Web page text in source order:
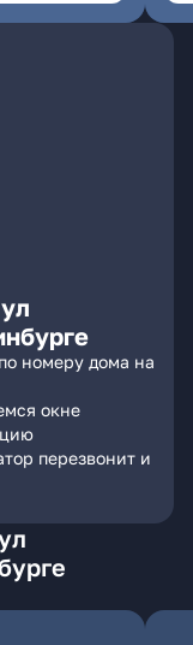
номеру дома на
окне
перезвонит и